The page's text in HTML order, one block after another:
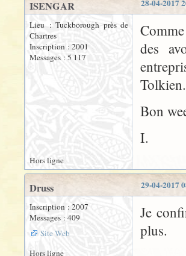
28-04-2017
ISENGAR
Lieu : Tuckborough près de
Chartres
Inscription : 2001
Messages : 5 117
des
Tolkien.
Bon
I.
Hors ligne
29-04-2017
Druss
Inscription : 2007
Messages : 409
Site Web
Je
plus.
Hors ligne